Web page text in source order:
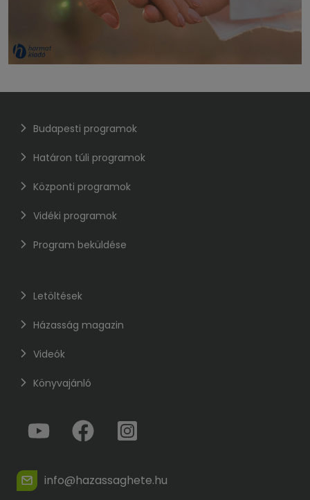
Budapesti programok
Határon túli programok
Központi programok
Vidéki programok
Program beküldése
Letöltések
Házasság magazin
Videók
Könyvajánló
info@hazassaghete.hu